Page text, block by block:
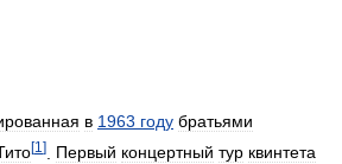
в 1963 году братьями
[1 ] Первый концертный тур квинтета